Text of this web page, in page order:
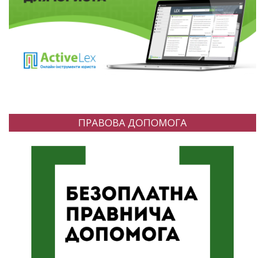
ПРАВОВА ДОПОМОГА